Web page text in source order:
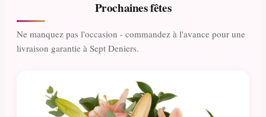
Prochaines fêtes
Ne manquez pas l'occasion - commandez à l'avance pour une
livraison garantie à Sept Deniers.